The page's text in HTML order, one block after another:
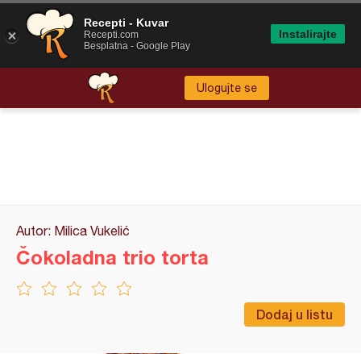
Ulogujte se
Autor: Milica Vukelić
Dodaj u listu
Čokoladna trio torta
Recepti - Kuvar
Recepti.com
Besplatna - Google Play
Instalirajte